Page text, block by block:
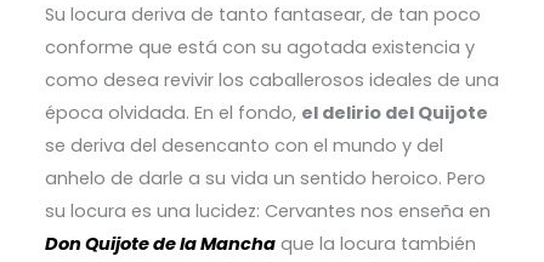
Su locura deriva de tanto fantasear, de tan poco
conforme que está con su agotada existencia y
como desea revivir los caballerosos ideales de una
época olvidada. En el fondo, el delirio del Quijote
se deriva del desencanto con el mundo y del
anhelo de darle a su vida un sentido heroico. Pero
su locura es una lucidez: Cervantes nos enseña en
Don Quijote de la Manchaque la locura también